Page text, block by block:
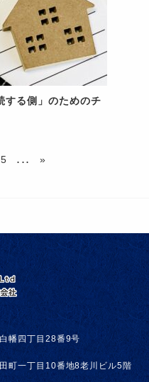
する側」のためのチ
5 ... »
幡四丁目28番9号
町一丁目10番地8老川ビル5階